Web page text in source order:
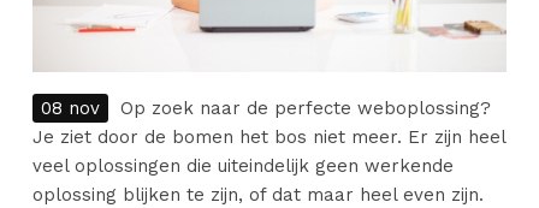
08 nov
Op zoek naar de perfecte weboplossing?
Je ziet door de bomen het bos niet meer. Er zijn heel
veel oplossingen die uiteindelijk geen werkende
oplossing blijken te zijn, of dat maar heel even zijn.